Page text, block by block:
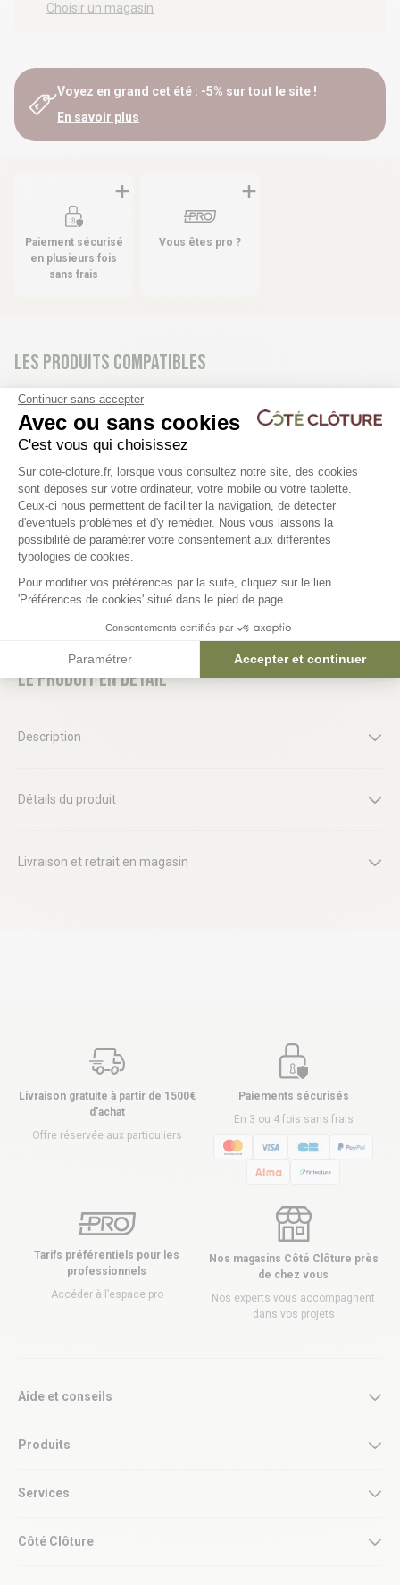
Choisir un magasin
Voyez en grand cet été : -5% sur tout le site !
En savoir plus
Paiement sécurisé
en plusieurs fois
sans frais
Vous êtes pro ?
Les produits compatibles
Gants fins de manutention (la
paire)
1,55 €
Balai coco
3,70 €
Le produit en détail
Description
Détails du produit
Livraison et retrait en magasin
Livraison gratuite à partir de 1500€
d’achat
Offre réservée aux particuliers
Paiements sécurisés
En 3 ou 4 fois sans frais
Tarifs préférentiels pour les
professionnels
Accéder à l’espace pro
Nos magasins Côté Clôture près
de chez vous
Nos experts vous accompagnent
dans vos projets
Aide et conseils
Produits
Services
Côté Clôture
Continuer sans accepter
Avec ou sans cookies
C'est vous qui choisissez
Plateforme de Gestion du
Sur cote-cloture.fr, lorsque vous consultez notre site, des cookies
sont déposés sur votre ordinateur, votre mobile ou votre tablette.
Ceux-ci nous permettent de faciliter la navigation, de détecter
d'éventuels problèmes et d'y remédier. Nous vous laissons la
possibilité de paramétrer votre consentement aux différentes
typologies de cookies.
Pour modifier vos préférences par la suite, cliquez sur le lien
'Préférences de cookies' situé dans le pied de page.
Consentements certifiés par
Paramétrer Accepter et continuer
Axeptio consent